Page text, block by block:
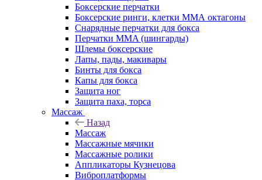
Боксерские перчатки
Боксерские ринги, клетки ММА октагоны
Снарядные перчатки для бокса
Перчатки MMA (шингарды)
Шлемы боксерские
Лапы, пады, макивары
Бинты для бокса
Капы для бокса
Защита ног
Защита паха, торса
Массаж
Назад
Массаж
Массажные мячики
Массажные ролики
Аппликаторы Кузнецова
Виброплатформы